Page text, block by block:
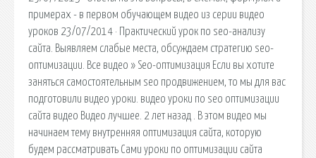
примерах - в первом обучающем видео из серии видео
уроков 23/07/2014 · Практический урок по seo-анализу
сайта. Выявляем слабые места, обсуждаем стратегию seo-
оптимизации. Все видео » Seo-оптимизация Если вы хотите
заняться самостоятельным seo продвижением, то мы для вас
подготовили видео уроки. видео уроки по seo оптимизации
сайта видео Видео лучшее. 2 лет назад . В этом видео мы
начинаем тему внутренняя оптимизация сайта, которую
будем рассматривать Сами уроки по оптимизации сайта